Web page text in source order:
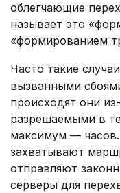
облегчающие
называет это
«формированием
Часто такие случаи
вызванными
происходят они
разрешаемыми в
максимум —
захватывают
отправляют
серверы для